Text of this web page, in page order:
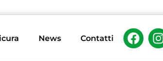
News Contatti